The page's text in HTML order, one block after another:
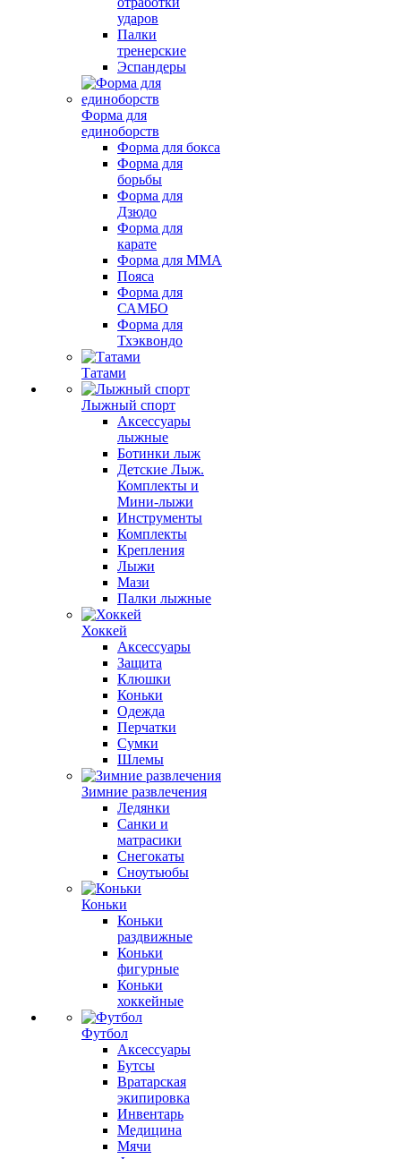
ударов
Палки
тренерские
Эспандеры
Форма для
единоборств
Форма для бокса
Форма для
борьбы
Форма для
Дзюдо
Форма для
карате
Форма для MMA
Пояса
Форма для
САМБО
Форма для
Тхэквондо
Татами
Лыжный спорт
Аксессуары
лыжные
Ботинки лыж
Детские Лыж.
Комплекты и
Мини-лыжи
Инструменты
Комплекты
Крепления
Лыжи
Мази
Палки лыжные
Хоккей
Аксессуары
Защита
Клюшки
Коньки
Одежда
Перчатки
Сумки
Шлемы
Зимние развлечения
Ледянки
Санки и
матрасики
Снегокаты
Сноутьюбы
Коньки
Коньки
раздвижные
Коньки
фигурные
Коньки
хоккейные
Футбол
Аксессуары
Бутсы
Вратарская
экипировка
Инвентарь
Медицина
Мячи